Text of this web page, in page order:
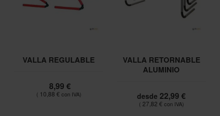
VALLA REGULABLE
8,99 €
10,88 €
VALLA RETORNABLE
ALUMINIO
desde 22,99 €
27,82 €